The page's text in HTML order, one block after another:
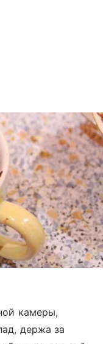
камеры,
держа за